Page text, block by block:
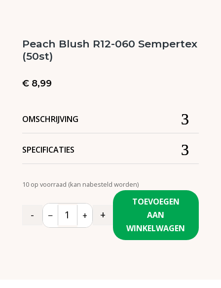
Peach Blush R12-060 Sempertex
(50st)
€8,99
OMSCHRIJVING
SPECIFICATIES
10 op voorraad (kan nabesteld worden)
Quantity
- − + +
TOEVOEGEN
AAN
WINKELWAGEN